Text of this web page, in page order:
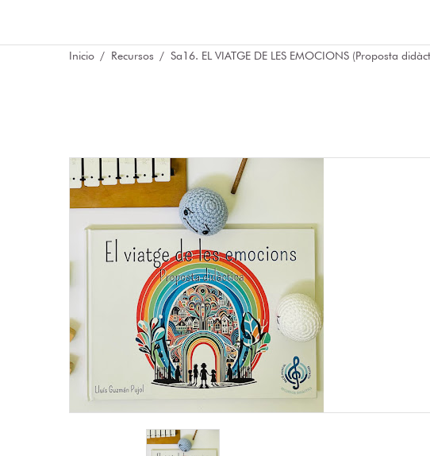
Inicio Recursos Sa16. EL VIATGE DE LES EMOCIONS (Proposta